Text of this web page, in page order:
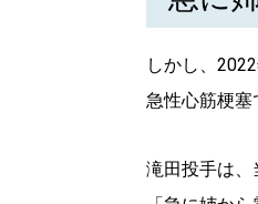
しかし、2022
急性心筋梗塞
滝田投手は、